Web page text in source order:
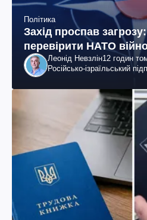
Політика
Захід проспав
перевірити НАТО
Леонід Невзлін12 годин
Російсько-ізраїльський